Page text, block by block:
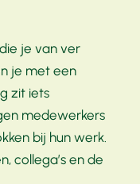
je van ver
je met een
zit iets
medewerkers
bij hun werk.
collega’s en de